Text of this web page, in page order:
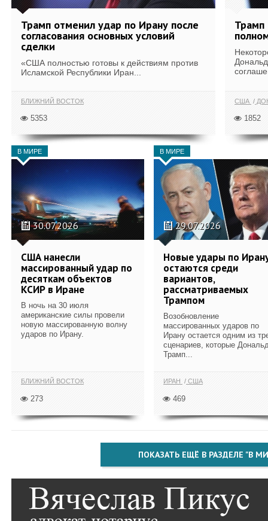
Трамп отменил удар по Ирану после
согласования основных условий
сделки
«США полностью готовы к действиям против
Исламской Республики Иран...
БЛИЖНИЙ ВОСТОК
5353
Трамп
США
1852
В МИРЕ
30.07.2026
США нанесли
массированный удар по
десяткам объектов
КСИР в Иране
В ночь на 30 июля
американские силы провели
новую массированную волну
ударов по Ирану.
БЛИЖНИЙ ВОСТОК
273
В МИРЕ
29.07.2026
Новые удары по
остаются среди
вариантов,
рассматриваемых
Трампом
Возобновление
массированных ударов по
Ирану остается одним из
сценариев, которые
Трамп...
ИРАН США
469
ПОКАЗАТЬ ЕЩЁ В РАЗДЕЛЕ "В